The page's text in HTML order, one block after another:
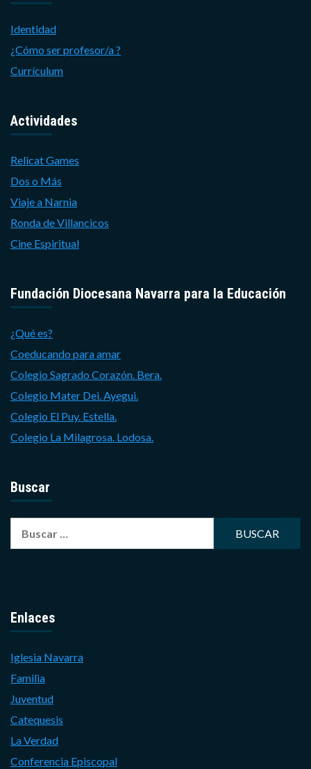
Identidad
¿Cómo ser profesor/a ?
Currículum
Actividades
Relicat Games
Dos o Más
Viaje a Narnia
Ronda de Villancicos
Cine Espiritual
Fundación Diocesana Navarra para la Educación
¿Qué es?
Coeducando para amar
Colegio Sagrado Corazón. Bera.
Colegio Mater Dei. Ayegui.
Colegio El Puy. Estella.
Colegio La Milagrosa. Lodosa.
Buscar
Enlaces
Iglesia Navarra
Familia
Juventud
Catequesis
La Verdad
Conferencia Episcopal